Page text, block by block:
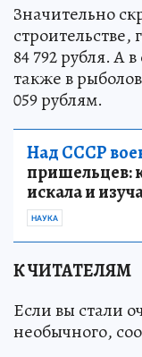
Значительно
строительстве,
84 792 рубля. А
также в
059 рублям.
Над СССР
пришельцев:
искала и
НАУКА
К ЧИТАТЕЛЯМ
Если вы стали
необычного,